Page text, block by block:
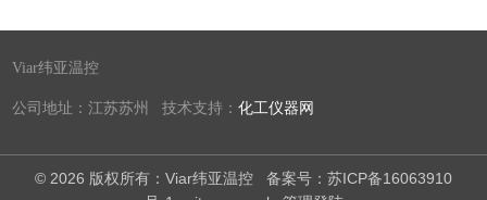
Viar纬亚温控
公司地址：江苏苏州 技术支持：化工仪器网
© 2026 版权所有：Viar纬亚温控 备案号：苏ICP备16063910